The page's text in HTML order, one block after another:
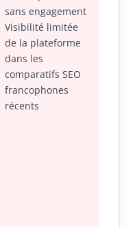
sans engagement
Visibilité limitée
de la plateforme
dans les
comparatifs SEO
francophones
récents